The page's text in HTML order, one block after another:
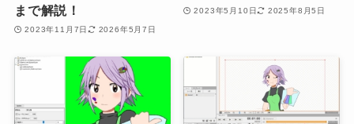
まで解説！
2023年11月7日 2026年5月7日
2023年5月10日 2025年8月5日